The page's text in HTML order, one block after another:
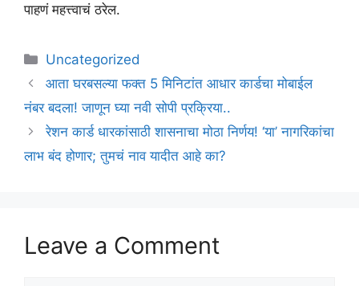
पाहणं महत्त्वाचं ठरेल.
Categories
Uncategorized
आता घरबसल्या फक्त 5 मिनिटांत आधार कार्डचा मोबाईल
नंबर बदला! जाणून घ्या नवी सोपी प्रक्रिया..
रेशन कार्ड धारकांसाठी शासनाचा मोठा निर्णय! ‘या’ नागरिकांचा
लाभ बंद होणार; तुमचं नाव यादीत आहे का?
Leave a Comment